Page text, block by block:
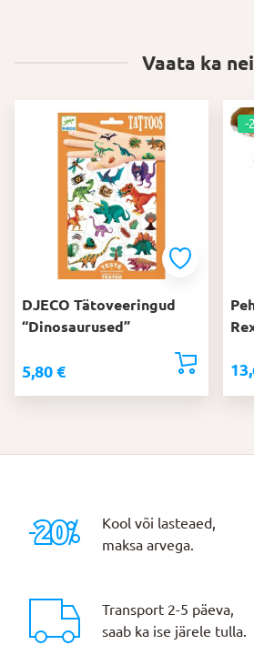
Vaata ka
DJECO Tätoveeringud
“Dinosaurused”
5,80 €
-
Kool või lasteaed,
maksa arvega.
Transport 2-5 päeva,
saab ka ise järele tulla.